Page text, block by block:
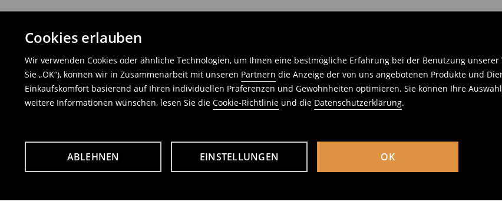
Cookies erlauben
Wir verwenden Cookies oder ähnliche Technologien, um Ihnen eine bestmögliche Erfahrung bei der Benutzung
Sie „OK“), können wir in Zusammenarbeit mit unseren Partnern die Anzeige der von uns angebotenen Produkte und
Einkaufskomfort basierend auf Ihren individuellen Präferenzen und Gewohnheiten optimieren. Sie können Ihre
weitere Informationen wünschen, lesen Sie die Cookie-Richtlinie und die Datenschutzerklärung.
ABLEHNEN EINSTELLUNGEN OK